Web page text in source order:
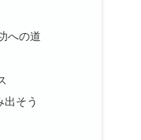
への道
出そう